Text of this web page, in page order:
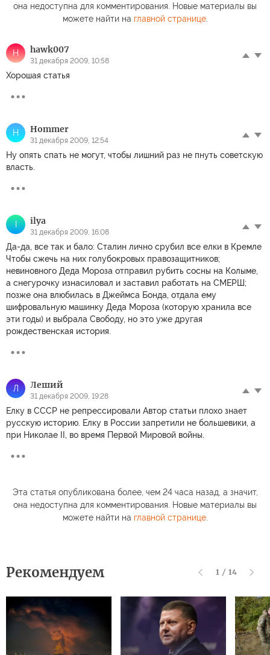
она недоступна для комментирования. Новые материалы вы
можете найти на главной странице.
H hawk007
31 декабря 2009, 10:58
Хорошая статья
H Hommer
31 декабря 2009, 12:54
Ну опять спать не могут, чтобы лишний раз не пнуть советскую
власть.
I ilya
31 декабря 2009, 16:08
Да-да, все так и бало: Сталин лично срубил все елки в Кремле
Чтобы сжечь на них голубокровых правозащитников;
невиновного Деда Мороза отправил рубить сосны на Колыме,
а снегурочку изнасиловал и заставил работать на СМЕРШ;
позже она влюбилась в Джеймса Бонда, отдала ему
шифровальную машинку Деда Мороза (которую хранила все
эти годы) и выбрала Свободу, но это уже другая
рождественская история.
Л Леший
31 декабря 2009, 19:28
Елку в СССР не репрессировали Автор статьи плохо знает
русскую историю. Елку в России запретили не большевики, а
при Николае II, во время Первой Мировой войны.
Эта статья опубликована более, чем 24 часа назад, а значит,
она недоступна для комментирования. Новые материалы вы
можете найти на главной странице.
Рекомендуем 1 / 14